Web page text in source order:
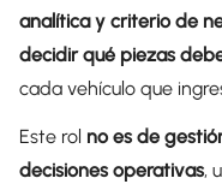
analítica y criterio de
decidir qué piezas
cada vehículo que
Este rol no es de
decisiones operativas,